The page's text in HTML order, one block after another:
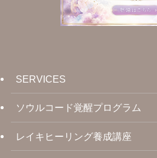
SERVICES
ソウルコード覚醒プログラム
レイキヒーリング養成講座